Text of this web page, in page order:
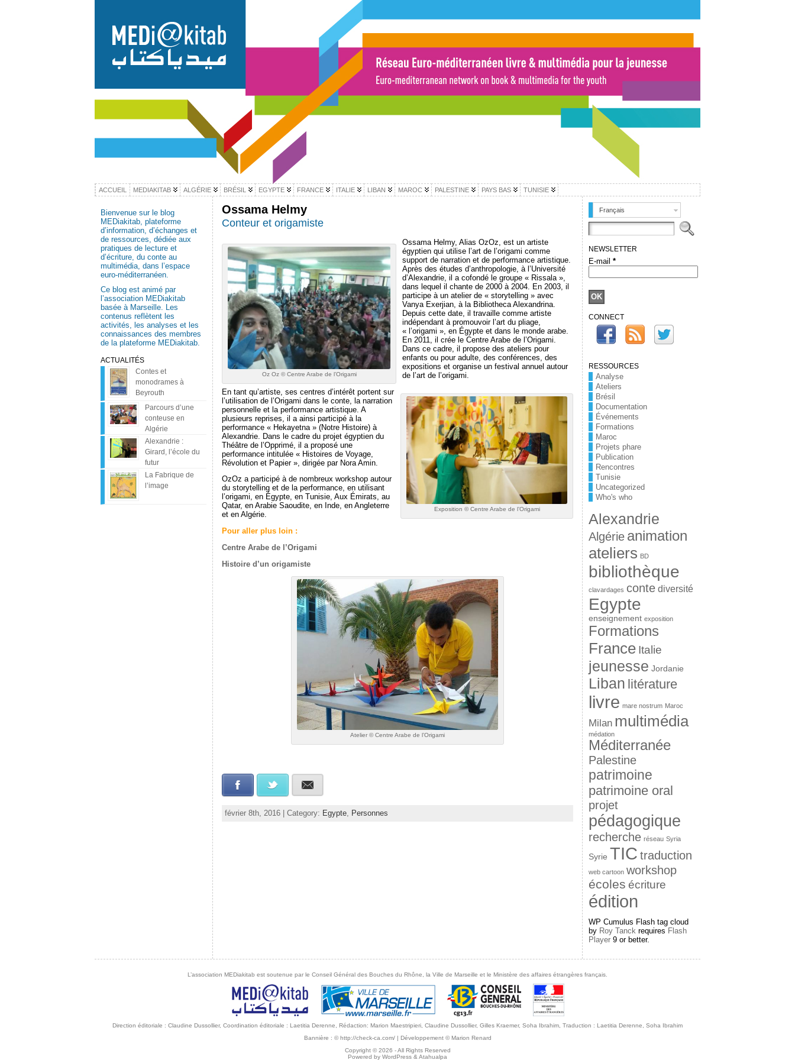
ACCUEIL MEDIAKITAB ALGÉRIE BRÉSIL EGYPTE FRANCE ITALIE LIBAN MAROC PALESTINE PAYS BAS TUNISIE
Bienvenue sur le blog
MEDiakitab, plateforme
d’information, d’échanges et
de ressources, dédiée aux
pratiques de lecture et
d’écriture, du conte au
multimédia, dans l’espace
euro-méditerranéen.
Ce blog est animé par
l’association MEDiakitab
basée à Marseille. Les
contenus reflètent les
activités, les analyses et les
connaissances des membres
de la plateforme MEDiakitab.
ACTUALITÉS
Contes et
monodrames à
Beyrouth
Parcours d’une
conteuse en
Algérie
Alexandrie :
Girard, l’école du
futur
La Fabrique de
l’image
Ossama Helmy
Conteur et origamiste
Oz Oz © Centre Arabe de l’Origami
Ossama Helmy, Alias OzOz, est un artiste
égyptien qui utilise l’art de l’origami comme
support de narration et de performance artistique.
Après des études d’anthropologie, à l’Université
d’Alexandrie, il a cofondé le groupe « Rissala »,
dans lequel il chante de 2000 à 2004. En 2003, il
participe à un atelier de « storytelling » avec
Vanya Exerjian, à la Bibliotheca Alexandrina.
Depuis cette date, il travaille comme artiste
indépendant à promouvoir l’art du pliage,
« l’origami », en Égypte et dans le monde arabe.
En 2011, il crée le Centre Arabe de l’Origami.
Dans ce cadre, il propose des ateliers pour
enfants ou pour adulte, des conférences, des
expositions et organise un festival annuel autour
de l’art de l’origami.
Exposition © Centre Arabe de l’Origami
En tant qu’artiste, ses centres d’intérêt portent sur
l’utilisation de l’Origami dans le conte, la narration
personnelle et la performance artistique. A
plusieurs reprises, il a ainsi participé à la
performance « Hekayetna » (Notre Histoire) à
Alexandrie. Dans le cadre du projet égyptien du
Théâtre de l’Opprimé, il a proposé une
performance intitulée « Histoires de Voyage,
Révolution et Papier », dirigée par Nora Amin.
OzOz a participé à de nombreux workshop autour
du storytelling et de la performance, en utilisant
l’origami, en Égypte, en Tunisie, Aux Émirats, au
Qatar, en Arabie Saoudite, en Inde, en Angleterre
et en Algérie.
Pour aller plus loin :
Centre Arabe de l’Origami
Histoire d’un origamiste
Atelier © Centre Arabe de l’Origami
Facebook Twitter
février 8th, 2016 | Category: Egypte, Personnes
Français
NEWSLETTER
E-mail *
CONNECT
RESSOURCES
Analyse
Ateliers
Brésil
Documentation
Événements
Formations
Maroc
Projets phare
Publication
Rencontres
Tunisie
Uncategorized
Who's who
Alexandrie
Algérie animation
ateliers BD
bibliothèque
clavardages conte diversité
Egypte
enseignement exposition
Formations
France Italie
jeunesse Jordanie
Liban litérature
livre mare nostrum Maroc
Milan multimédia
médation
Méditerranée
Palestine
patrimoine
patrimoine oral
projet
pédagogique
recherche réseau Syria
Syrie TIC traduction
web cartoon workshop
écoles écriture
édition
WP Cumulus Flash tag cloud
by Roy Tanck requires Flash
Player 9 or better.
L’association MEDiakitab est soutenue par le Conseil Général des Bouches du Rhône, la Ville de Marseille et le Ministère des affaires étrangères français.
Direction éditoriale : Claudine Dussollier, Coordination éditoriale : Laetitia Derenne, Rédaction: Marion Maestripieri, Claudine Dussollier, Gilles Kraemer, Soha Ibrahim, Traduction : Laetitia Derenne, Soha Ibrahim
Bannière : © http://check-ca.com/| Développement © Marion Renard
Copyright © 2026 - All Rights Reserved
Powered by WordPress & Atahualpa